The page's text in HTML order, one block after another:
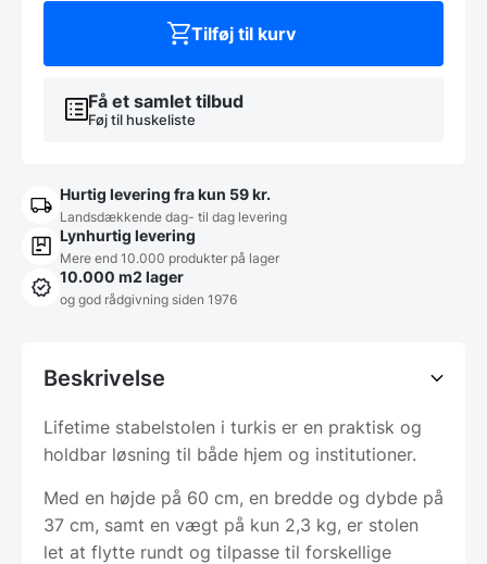
Få et samlet tilbud
Føj til huskeliste
Tilføj til kurv
Hurtig levering fra kun 59 kr.
Landsdækkende dag- til dag levering
Lynhurtig levering
Mere end 10.000 produkter på lager
10.000 m2 lager
og god rådgivning siden 1976
Beskrivelse
Lifetime stabelstolen i turkis er en praktisk og
holdbar løsning til både hjem og institutioner.
Med en højde på 60 cm, en bredde og dybde på
37 cm, samt en vægt på kun 2,3 kg, er stolen
let at flytte rundt og tilpasse til forskellige